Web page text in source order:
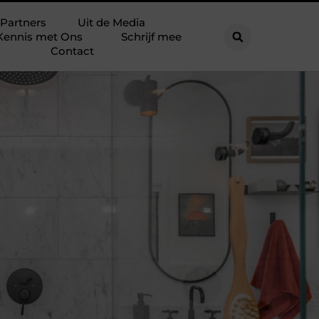
Partners
Uit de Media
met Ons
Schrijf mee
Contact